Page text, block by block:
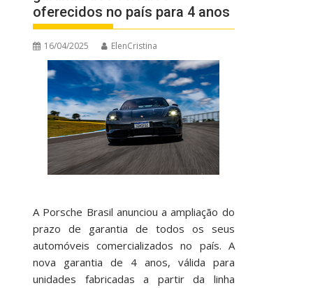
oferecidos no país para 4 anos
16/04/2025 ElenCristina
A Porsche Brasil anunciou a ampliação do
prazo de garantia de todos os seus
automóveis comercializados no país. A
nova garantia de 4 anos, válida para
unidades fabricadas a partir da linha